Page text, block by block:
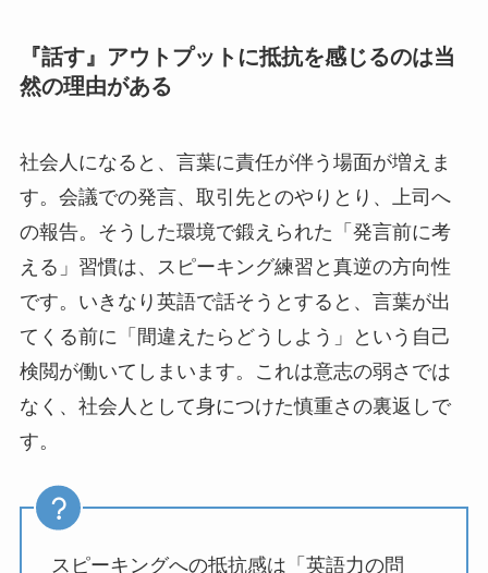
『話す』アウトプットに抵抗を感じるのは当
然の理由がある
社会人になると、言葉に責任が伴う場面が増えま
す。会議での発言、取引先とのやりとり、上司へ
の報告。そうした環境で鍛えられた「発言前に考
える」習慣は、スピーキング練習と真逆の方向性
です。いきなり英語で話そうとすると、言葉が出
てくる前に「間違えたらどうしよう」という自己
検閲が働いてしまいます。これは意志の弱さでは
なく、社会人として身につけた慎重さの裏返しで
す。
スピーキングへの抵抗感は「英語力の問